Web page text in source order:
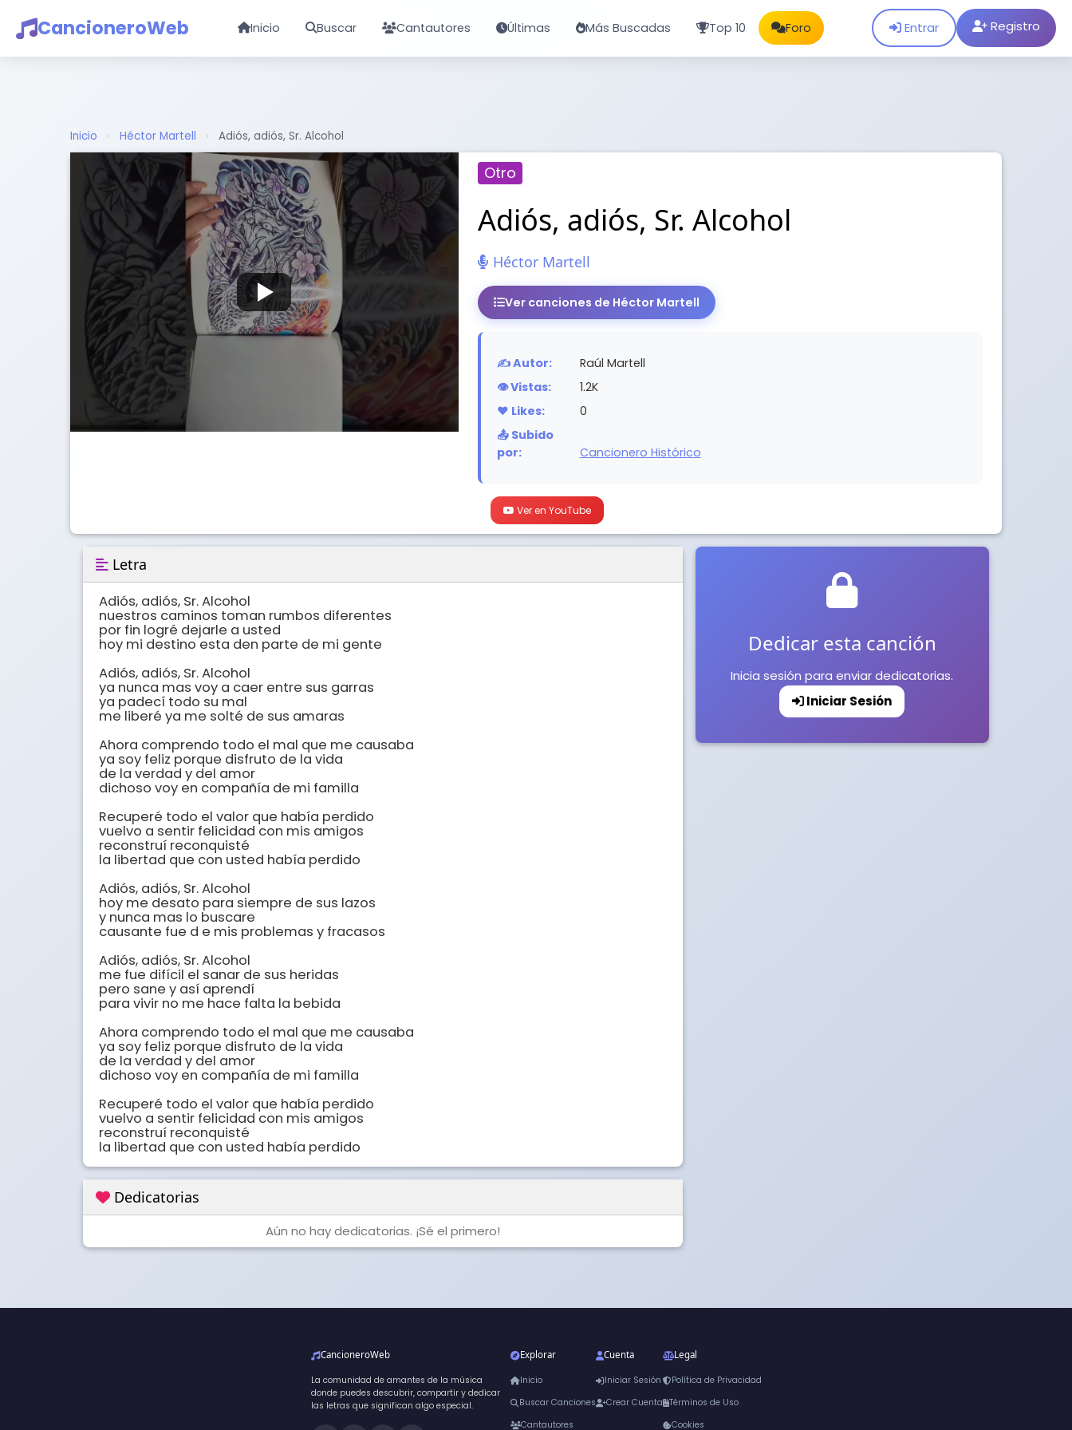
CancioneroWeb Inicio Buscar Cantautores Últimas Más Buscadas Top 10 Foro Entrar Registro
Inicio › Héctor Martell › Adiós, adiós, Sr. Alcohol
Otro
Adiós, adiós, Sr. Alcohol
Héctor Martell
Ver canciones de Héctor Martell
✍️ Autor:
Raúl Martell
👁️ Vistas:
1.2K
❤️ Likes:
0
📤 Subido
por:
Cancionero Histórico
Ver en YouTube
Letra
Adiós, adiós, Sr. Alcohol
nuestros caminos toman rumbos diferentes
por fin logré dejarle a usted
hoy mi destino esta den parte de mi gente
Adiós, adiós, Sr. Alcohol
ya nunca mas voy a caer entre sus garras
ya padecí todo su mal
me liberé ya me solté de sus amaras
Ahora comprendo todo el mal que me causaba
ya soy feliz porque disfruto de la vida
de la verdad y del amor
dichoso voy en compañía de mi familla
Recuperé todo el valor que había perdido
vuelvo a sentir felicidad con mis amigos
reconstruí reconquisté
la libertad que con usted había perdido
Adiós, adiós, Sr. Alcohol
hoy me desato para siempre de sus lazos
y nunca mas lo buscare
causante fue d e mis problemas y fracasos
Adiós, adiós, Sr. Alcohol
me fue difícil el sanar de sus heridas
pero sane y así aprendí
para vivir no me hace falta la bebida
Ahora comprendo todo el mal que me causaba
ya soy feliz porque disfruto de la vida
de la verdad y del amor
dichoso voy en compañía de mi familla
Recuperé todo el valor que había perdido
vuelvo a sentir felicidad con mis amigos
reconstruí reconquisté
la libertad que con usted había perdido
Dedicatorias
Aún no hay dedicatorias. ¡Sé el primero!
Dedicar esta canción
Inicia sesión para enviar dedicatorias.
Iniciar Sesión
CancioneroWeb
La comunidad de amantes de la música
donde puedes descubrir, compartir y dedicar
las letras que significan algo especial.
Explorar
Inicio
Buscar Canciones
Cantautores
Cuenta
Iniciar Sesión
Crear Cuenta
Legal
Política de Privacidad
Términos de Uso
Cookies